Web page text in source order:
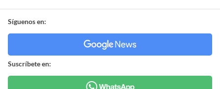
Síguenos en:
Suscríbete en: